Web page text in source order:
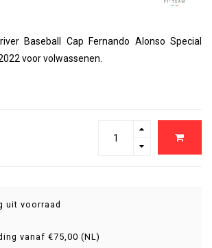
Baseball Cap Fernando Alonso Special
voor volwassenen.
uit voorraad
vanaf €75,00 (NL)